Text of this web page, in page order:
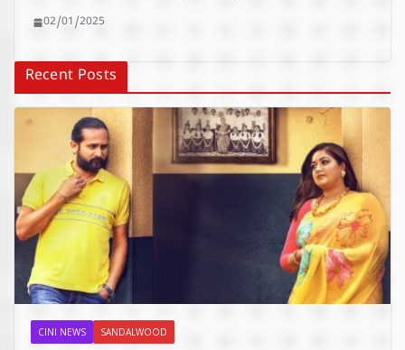
02/01/2025
Recent Posts
CINI NEWS SANDALWOOD